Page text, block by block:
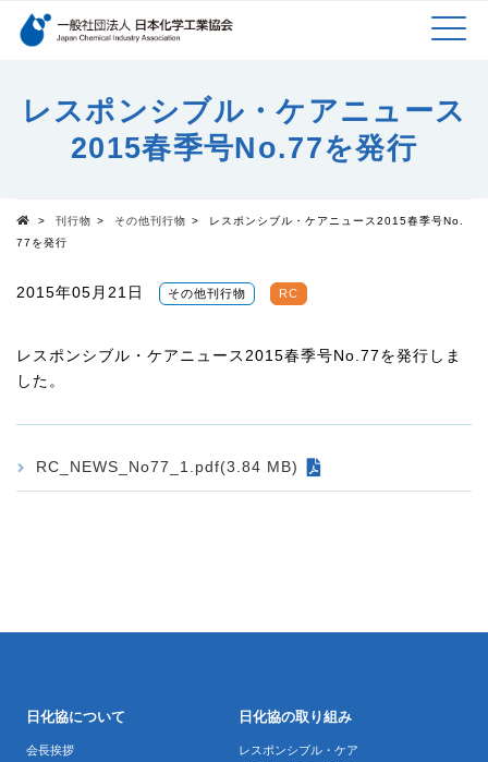
検索キーワード
レスポンシブル・ケアニュース
2015春季号No.77を発行
Top
> 刊行物 > その他刊行物 >
レスポンシブル・ケアニュース2015春季号No.
77を発行
2015年05月21日 その他刊行物 RC
レスポンシブル・ケアニュース2015春季号No.77を発行しま
した。
RC_NEWS_No77_1.pdf(3.84 MB)
日化協について
会長挨拶
日化協の取り組み
レスポンシブル・ケア